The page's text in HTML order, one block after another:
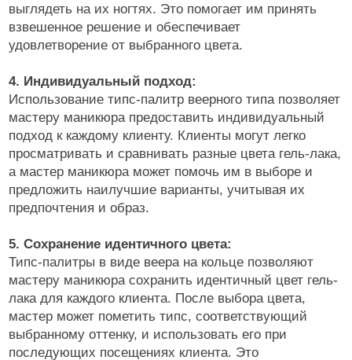
выглядеть на их ногтях. Это помогает им принять
взвешенное решение и обеспечивает
удовлетворение от выбранного цвета.
4. Индивидуальный подход:
Использование типс-палитр веерного типа позволяет
мастеру маникюра предоставить индивидуальный
подход к каждому клиенту. Клиенты могут легко
просматривать и сравнивать разные цвета гель-лака,
а мастер маникюра может помочь им в выборе и
предложить наилучшие варианты, учитывая их
предпочтения и образ.
5. Сохранение идентичного цвета:
Типс-палитры в виде веера на кольце позволяют
мастеру маникюра сохранить идентичный цвет гель-
лака для каждого клиента. После выбора цвета,
мастер может пометить типс, соответствующий
выбранному оттенку, и использовать его при
последующих посещениях клиента. Это